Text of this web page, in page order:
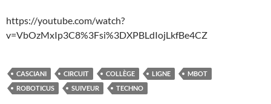
https://youtube.com/watch?
v=VbOzMxIp3C8%3Fsi%3DXPBLdIojLkfBe4CZ
CASCIANI CIRCUIT COLLÈGE LIGNE
MBOT
ROBOTICUS
SUIVEUR TECHNO